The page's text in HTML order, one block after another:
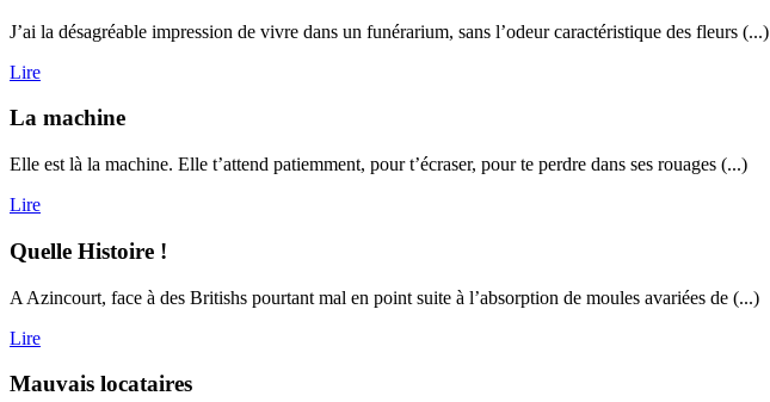
J’ai la désagréable impression de vivre dans un funérarium, sans l’odeur caractéristique des fleurs (...)
Lire
La machine
Elle est là la machine. Elle t’attend patiemment, pour t’écraser, pour te perdre dans ses rouages (...)
Lire
Quelle Histoire !
A Azincourt, face à des Britishs pourtant mal en point suite à l’absorption de moules avariées de (...)
Lire
Mauvais locataires